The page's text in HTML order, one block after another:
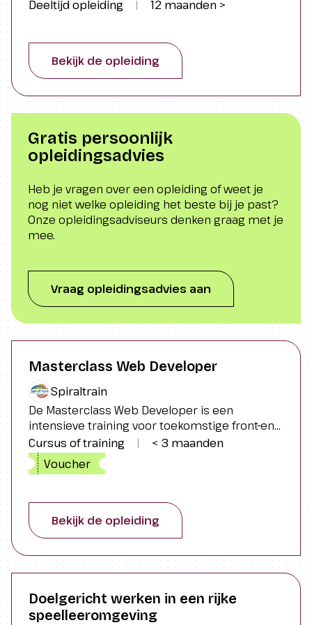
Post-bachelor diploma:
vervolgopleiding na een hbo-
bachelor.
Master-diploma:
masteropleiding.
Getuigschrift of bewijs van
deelname:
Officieel bewijs dat je een cursus of
opleiding hebt gevolgd.
ondersteuning in zorg en welzijn? Wil je de
schakel zijn tussen domeinen en organisaties
in zorg en welzijn? Wil je een goede
netwerkondersteuner worden? Dan is deze Ad
iets voor jou!
Deeltijd opleiding | 12 maanden >
Bekijk de opleiding
Gratis persoonlijk
opleidingsadvies
Heb je vragen over een opleiding of weet je
nog niet welke opleiding het beste bij je past?
Onze opleidingsadviseurs denken graag met je
mee.
Vraag opleidingsadvies aan
Masterclass Web Developer
Spiraltrain
De Masterclass Web Developer is een
intensieve training voor toekomstige front-end
ontwikkelaars. In deze cursus leren
deelnemers essentiële webtechnologieën
zoals HTML, CSS, Bootstrap, JavaScript en
webapplicaties kunnen bouwen.
Cursus of training |
< 3 maanden
Voucher
Bekijk de opleiding
Doelgericht werken in een rijke
speelleeromgeving